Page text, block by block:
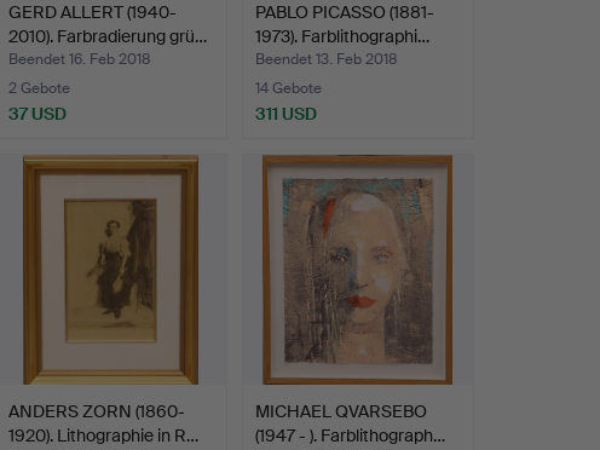
GERD ALLERT (1940-
2010). Farbradierung grü…
Beendet 16. Feb 2018
2 Gebote
37 USD
PABLO PICASSO (1881-
1973). Farblithographi…
Beendet 13. Feb 2018
14 Gebote
311 USD
ANDERS ZORN (1860-
1920). Lithographie in R…
MICHAEL QVARSEBO
(1947 - ). Farblithograph…